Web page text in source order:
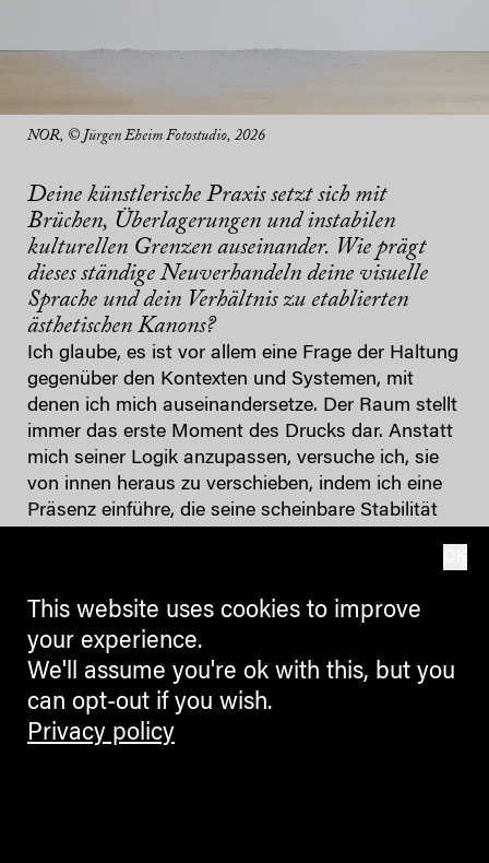
NOR, © Jürgen Eheim Fotostudio, 2026
Deine künstlerische Praxis setzt sich mit
Brüchen, Überlagerungen und instabilen
kulturellen Grenzen auseinander. Wie prägt
dieses ständige Neuverhandeln deine visuelle
Sprache und dein Verhältnis zu etablierten
ästhetischen Kanons?
Ich glaube, es ist vor allem eine Frage der Haltung
gegenüber den Kontexten und Systemen, mit
denen ich mich auseinandersetze. Der Raum stellt
immer das erste Moment des Drucks dar. Anstatt
mich seiner Logik anzupassen, versuche ich, sie
von innen heraus zu verschieben, indem ich eine
Präsenz einführe, die seine scheinbare Stabilität
Autorität verbunden sind, und versetzt sie in
Situationen, in denen sie sich nicht mehr
vollständig stabilisieren können. Deshalb vermeide
ich illustrative oder mimetische Gesten. Mich
interessiert nicht, einen Konflikt darzustellen,
sondern eine kontrollierte Widersprüchlichkeit
This website uses cookies to improve
your experience.
We'll assume you're ok with this, but you
can opt-out if you wish.
Privacy policy